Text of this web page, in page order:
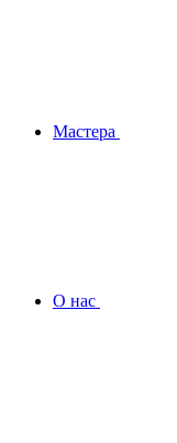
Мастера
О нас